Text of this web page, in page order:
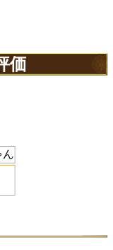
価
ん